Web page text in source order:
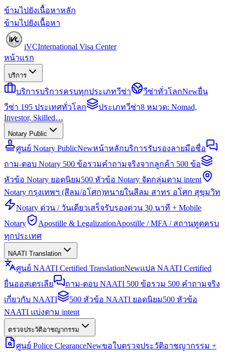
ข้ามไปยังเนื้อหาหลัก
ข้ามไปยังเนื้อหา
iVCInternational Visa Center
หน้าแรก
บริการ
บริการบริการครบทุกประเภทวีซ่า วีซ่าทั่วโลกNewยื่น
วีซ่า 195 ประเทศทั่วโลก
ประเภทวีซ่า8 หมวด: Nomad,
Investor, Skilled…
Notary Public
ศูนย์ Notary PublicNewหน้าหลักบริการรับรองลายมือชื่อ
ถาม-ตอบ Notary 500 ข้อรวมคำถามจริงจากลูกค้า 500 ข้อ
หัวข้อ Notary ยอดนิยม500 หัวข้อ Notary จัดกลุ่มตาม intent
Notary กรุงเทพฯ (สีลม/อโศก)ทนายในสีลม สาทร อโศก สุขุมวิท
Notary ด่วน / วันเดียวเสร็จรับรองด่วน 30 นาที + Mobile
Notary
Apostille & LegalizationApostille / MFA / สถานทูตครบ
ทุกประเทศ
NAATI Translation
ศูนย์ NAATI Certified TranslationNewแปล NAATI Certified
ยื่นออสเตรเลีย
ถาม-ตอบ NAATI 500 ข้อรวม 500 คำถามจริง
เกี่ยวกับ NAATI
500 หัวข้อ NAATI ยอดนิยม500 หัวข้อ
NAATI แบ่งตาม intent
ตรวจประวัติอาชญากรรม
ศูนย์ Police ClearanceNewขอใบตรวจประวัติอาชญากรรม +